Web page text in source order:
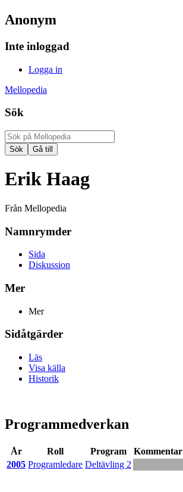
Anonym
Inte inloggad
Logga in
Mellopedia
Sök
Erik Haag
Från Mellopedia
Namnrymder
Sida
Diskussion
Mer
Mer
Sidåtgärder
Läs
Visa källa
Historik
Programmedverkan
År Roll Program
Kommentar
2005 Programledare Deltävling 2